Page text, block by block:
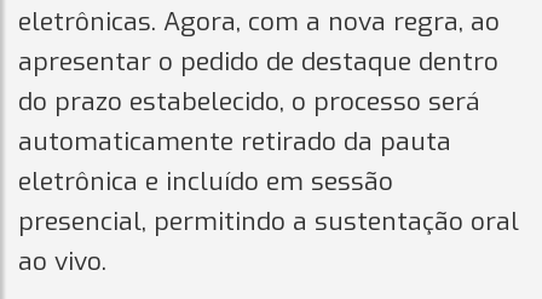
eletrônicas. Agora, com a nova regra, ao
apresentar o pedido de destaque dentro
do prazo estabelecido, o processo será
automaticamente retirado da pauta
eletrônica e incluído em sessão
presencial, permitindo a sustentação oral
ao vivo.